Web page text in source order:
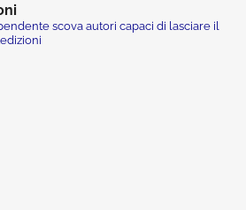
scova autori capaci di lasciare il